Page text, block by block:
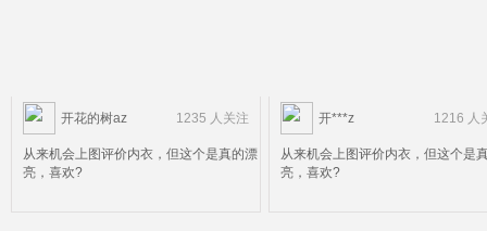
开花的树az 1235 人关注
从来机会上图评价内衣，但这个是真的漂
亮，喜欢?
开***z 1216 人
从来机会上图评价内衣，但这个是
亮，喜欢?